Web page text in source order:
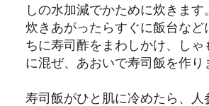
しの水加減でかために炊きます。
炊きあがったらすぐに飯台など
ちに寿司酢をまわしかけ、しゃ
に混ぜ、あおいで寿司飯を作り
寿司飯がひと肌に冷めたら、人